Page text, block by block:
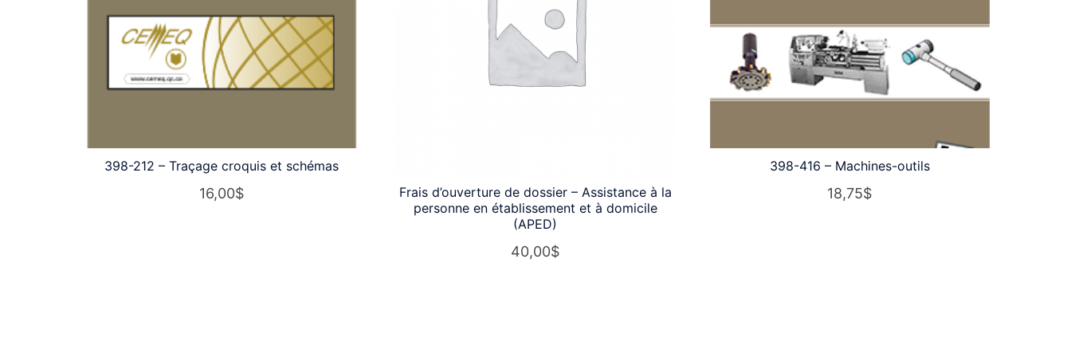
398-212 – Traçage croquis et schémas
16,00$
Frais d’ouverture de dossier – Assistance à la
personne en établissement et à domicile
(APED)
40,00$
398-416 – Machines-outils
18,75$